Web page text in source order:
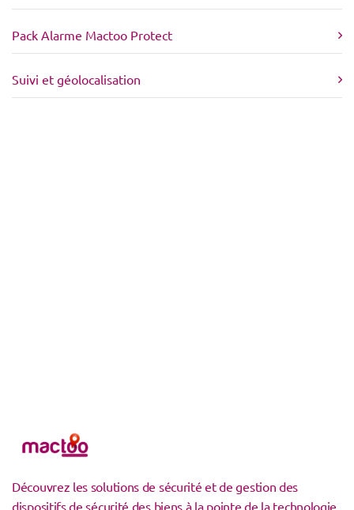
Pack Alarme Mactoo Protect
Suivi et géolocalisation
Découvrez les solutions de sécurité et de gestion des
dispositifs de sécurité des biens à la pointe de la technologie